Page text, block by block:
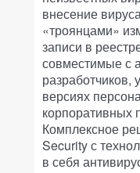
внесение
«троянцами»
записи в
совместимые с
версиях
корпоративных
Комплексное
Security с
в себя